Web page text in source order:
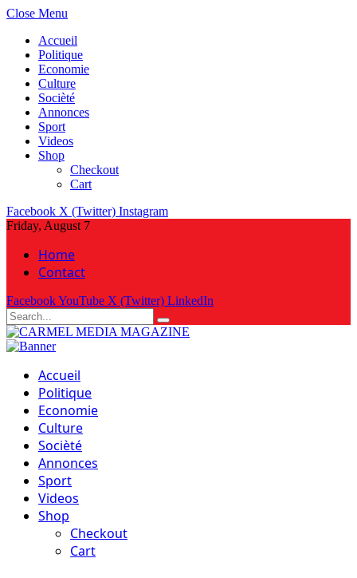
Close Menu
Accueil
Politique
Economie
Culture
Socièté
Annonces
Sport
Videos
Shop
Checkout
Cart
Facebook X (Twitter) Instagram
Friday, August 7
Home
Contact
FacebookYouTube X (Twitter) LinkedIn
Accueil
Politique
Economie
Culture
Socièté
Annonces
Sport
Videos
Shop
Checkout
Cart